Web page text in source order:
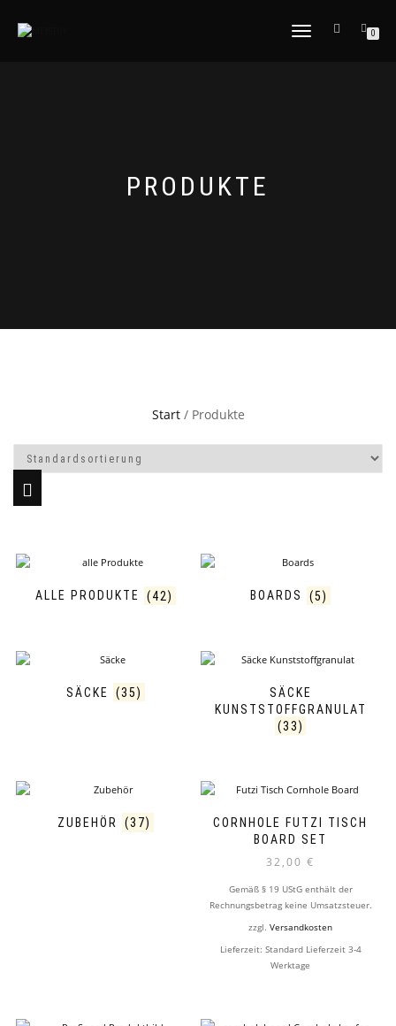
NAVIGATION
0
PRODUKTE
Start/ Produkte
ALLE PRODUKTE (42) BOARDS (5)
SÄCKE (35)
SÄCKE
KUNSTSTOFFGRANULAT
(33)
ZUBEHÖR (37)
CORNHOLE FUTZI TISCH
BOARD SET
32,00 €
Gemäß § 19 UStG enthält der
Rechnungsbetrag keine Umsatzsteuer.
zzgl. Versandkosten
Lieferzeit: Standard Lieferzeit 3-4
Werktage